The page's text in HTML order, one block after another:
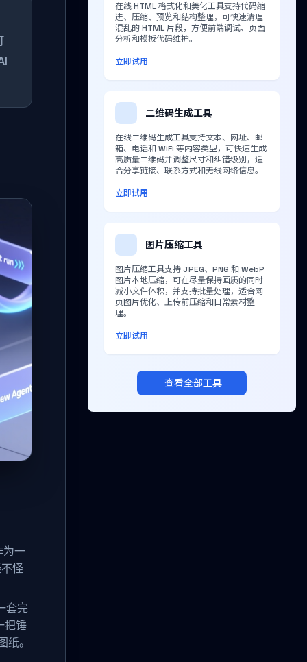
为一
怪
套完
把锤
。
在线 HTML 格式化和美化工具支持代码缩
进、压缩、预览和结构整理，可快速清理
混乱的 HTML 片段，方便前端调试、页面
分析和模板代码维护。
立即试用
二维码生成工具
在线二维码生成工具支持文本、网址、邮
箱、电话和 WiFi 等内容类型，可快速生成
高质量二维码并调整尺寸和纠错级别，适
合分享链接、联系方式和无线网络信息。
立即试用
图片压缩工具
图片压缩工具支持 JPEG、PNG 和 WebP
图片本地压缩，可在尽量保持画质的同时
减小文件体积，并支持批量处理，适合网
页图片优化、上传前压缩和日常素材整
理。
立即试用
查看全部工具